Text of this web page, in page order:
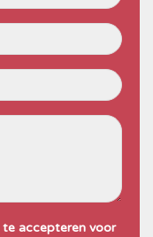
te accepteren voor